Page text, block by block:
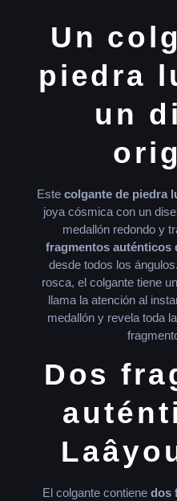
Un
piedra
un
Este colgante de piedra
joya cósmica con un
medallón redondo y
fragmentos auténticos
desde todos los
rosca, el colgante tiene
llama la atención al
medallón y revela toda
Dos
El colgante contiene dos